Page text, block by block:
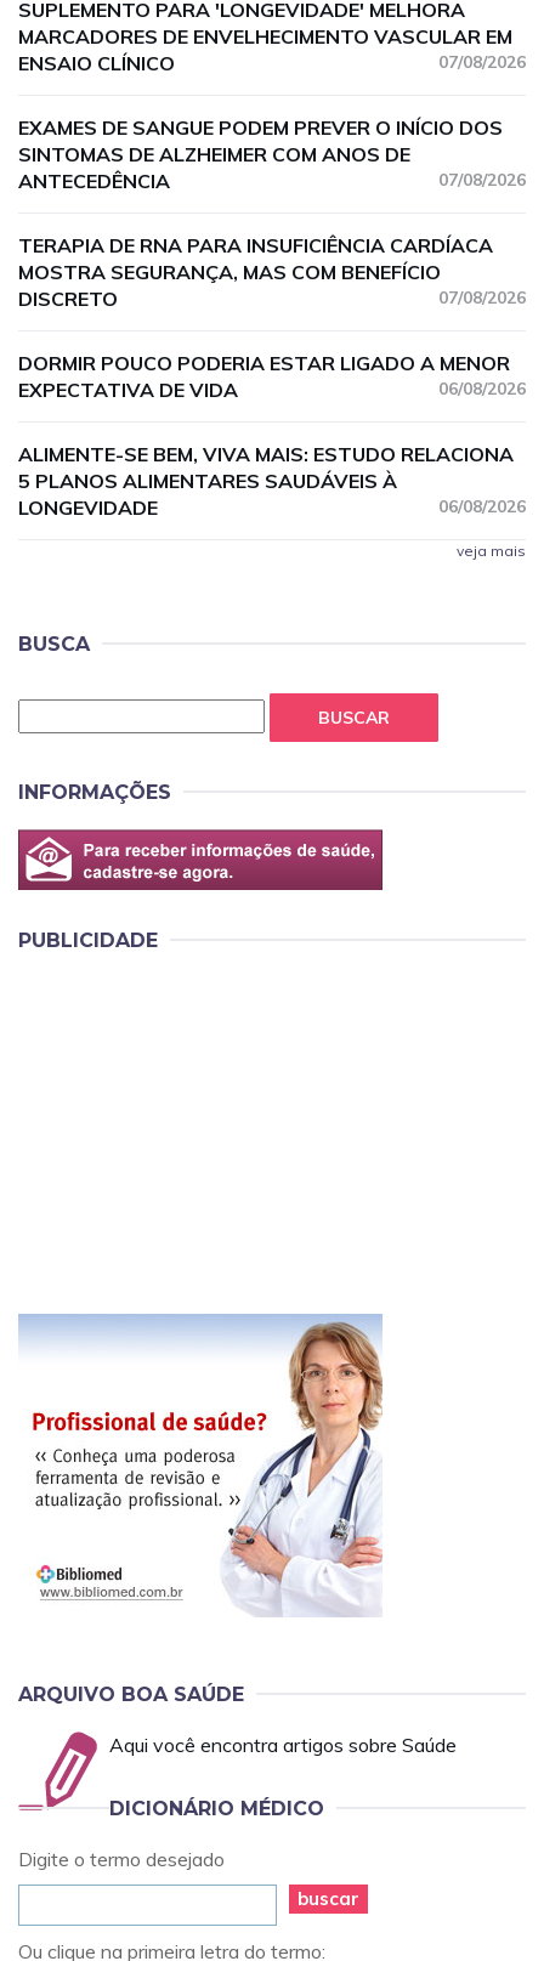
SUPLEMENTO PARA 'LONGEVIDADE' MELHORA
MARCADORES DE ENVELHECIMENTO VASCULAR EM
ENSAIO CLÍNICO
07/08/2026
EXAMES DE SANGUE PODEM PREVER O INÍCIO DOS
SINTOMAS DE ALZHEIMER COM ANOS DE
ANTECEDÊNCIA
07/08/2026
TERAPIA DE RNA PARA INSUFICIÊNCIA CARDÍACA
MOSTRA SEGURANÇA, MAS COM BENEFÍCIO
DISCRETO
07/08/2026
DORMIR POUCO PODERIA ESTAR LIGADO A MENOR
EXPECTATIVA DE VIDA
06/08/2026
ALIMENTE-SE BEM, VIVA MAIS: ESTUDO RELACIONA
5 PLANOS ALIMENTARES SAUDÁVEIS À
LONGEVIDADE
06/08/2026
veja mais
BUSCA
BUSCAR
INFORMAÇÕES
PUBLICIDADE
ARQUIVO BOA SAÚDE
Aqui você encontra artigos sobre Saúde
DICIONÁRIO MÉDICO
Digite o termo desejado
buscar
Ou clique na primeira letra do termo: